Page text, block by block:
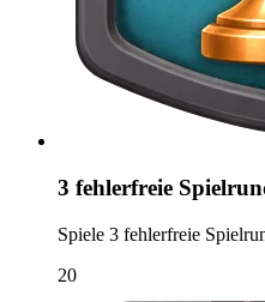
3 fehlerfreie
Spiele 3 fehlerfreie
20